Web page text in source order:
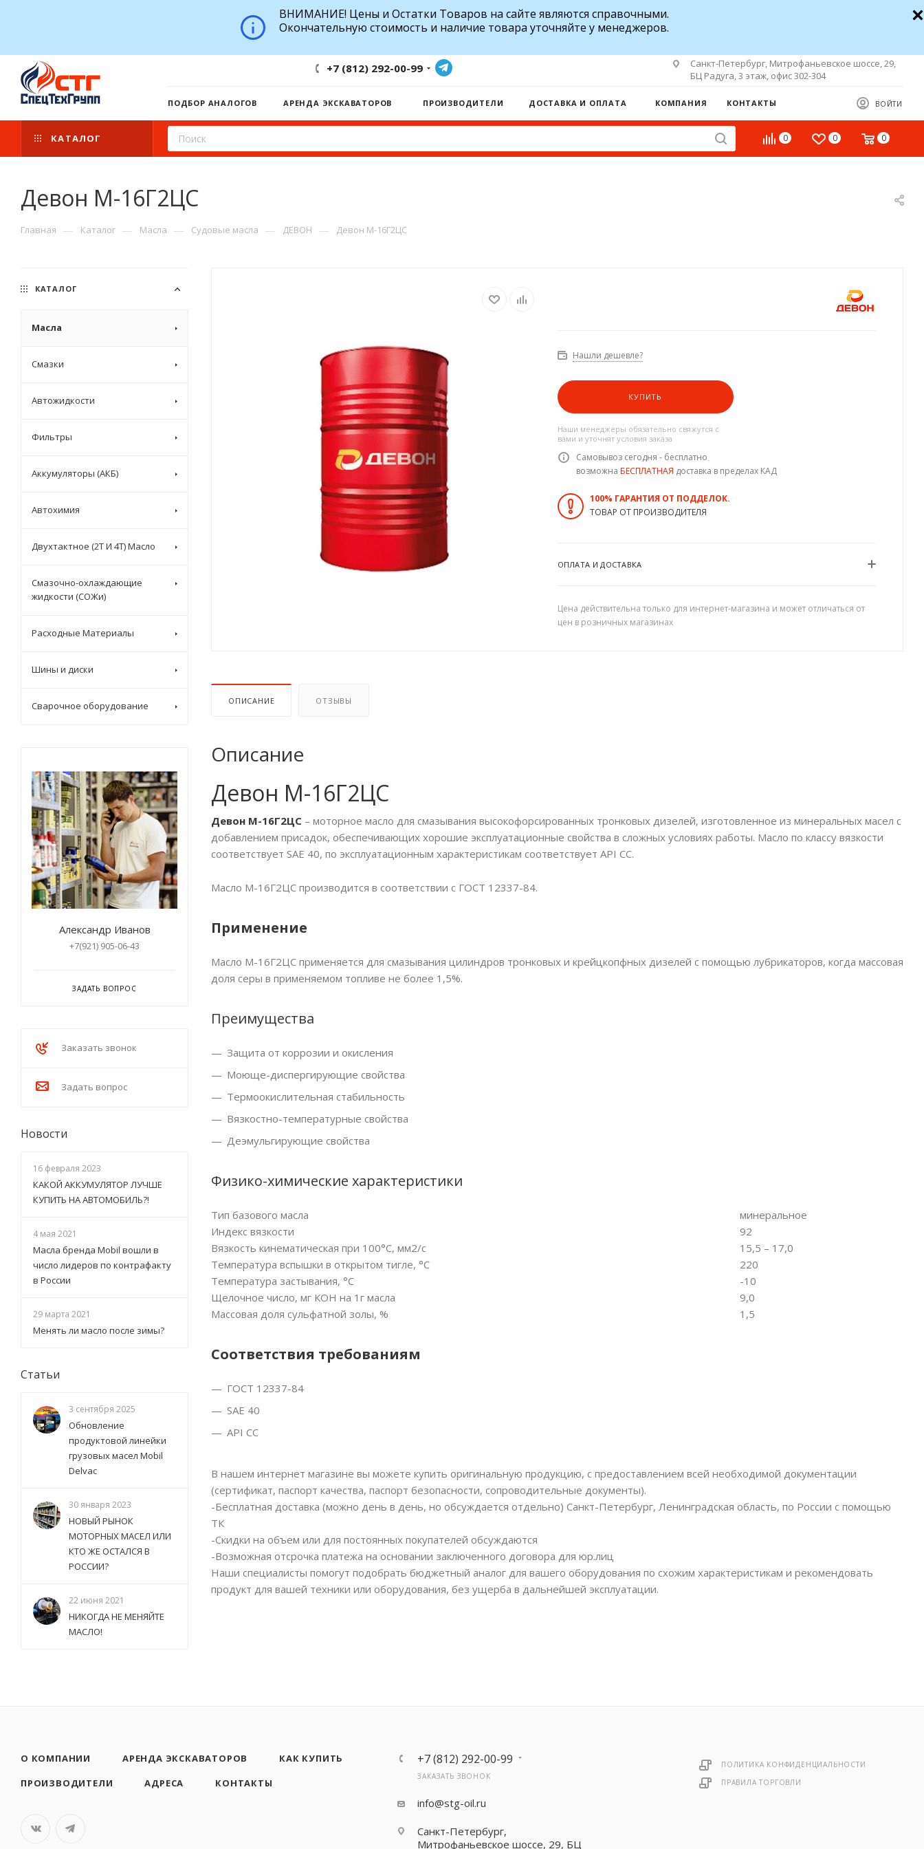
ВНИМАНИЕ! Цены и Остатки Товаров на сайте являются справочными.
Окончательную стоимость и наличие товара уточняйте у менеджеров.
+7 (812) 292-00-99
Санкт-Петербург, Митрофаньевское шоссе, 29,
БЦ Радуга, 3 этаж, офис 302-304
ВОЙТИ
ПОДБОР АНАЛОГОВ АРЕНДА ЭКСКАВАТОРОВ ПРОИЗВОДИТЕЛИ ДОСТАВКА И ОПЛАТА КОМПАНИЯ КОНТАКТЫ
0 0 0
КАТАЛОГ
Девон М-16Г2ЦС
Главная — Каталог — Масла — Судовые масла — ДЕВОН — Девон М-16Г2ЦС
Нашли дешевле?
КУПИТЬ
Наши менеджеры обязательно свяжутся с
вами и уточнят условия заказа
Самовывоз сегодня - бесплатно
возможна БЕСПЛАТНАЯ доставка в пределах КАД
100% ГАРАНТИЯ ОТ ПОДДЕЛОК.
ТОВАР ОТ ПРОИЗВОДИТЕЛЯ
ОПЛАТА И ДОСТАВКА
Цена действительна только для интернет-магазина и может отличаться от
цен в розничных магазинах
ОПИСАНИЕ ОТЗЫВЫ
Описание
Девон М-16Г2ЦС
Девон М-16Г2ЦС – моторное масло для смазывания высокофорсированных тронковых дизелей, изготовленное из минеральных масел с
добавлением присадок, обеспечивающих хорошие эксплуатационные свойства в сложных условиях работы. Масло по классу вязкости
соответствует SAE 40, по эксплуатационным характеристикам соответствует API CC.
Масло М-16Г2ЦС производится в соответствии с ГОСТ 12337-84.
Применение
Масло М-16Г2ЦС применяется для смазывания цилиндров тронковых и крейцкопфных дизелей с помощью лубрикаторов, когда массовая
доля серы в применяемом топливе не более 1,5%.
Преимущества
Защита от коррозии и окисления
Моюще-диспергирующие свойства
Термоокислительная стабильность
Вязкостно-температурные свойства
Деэмульгирующие свойства
Физико-химические характеристики
Тип базового масла
минеральное
Индекс вязкости
92
Вязкость кинематическая при 100°С, мм2/с
15,5 – 17,0
Температура вспышки в открытом тигле, °С
220
Температура застывания, °С
-10
Щелочное число, мг КОН на 1г масла
9,0
Массовая доля сульфатной золы, %
1,5
Соответствия требованиям
ГОСТ 12337-84
SAE 40
API CC
В нашем интернет магазине вы можете купить оригинальную продукцию, с предоставлением всей необходимой документации
(сертификат, паспорт качества, паспорт безопасности, сопроводительные документы).
-Бесплатная доставка (можно день в день, но обсуждается отдельно) Санкт-Петербург, Ленинградская область, по России с помощью
ТК
-Скидки на объем или для постоянных покупателей обсуждаются
-Возможная отсрочка платежа на основании заключенного договора для юр.лиц
Наши специалисты помогут подобрать бюджетный аналог для вашего оборудования по схожим характеристикам и рекомендовать
продукт для вашей техники или оборудования, без ущерба в дальнейшей эксплуатации.
КАТАЛОГ
Масла
Смазки
Автожидкости
Фильтры
Аккумуляторы (АКБ)
Автохимия
Двухтактное (2T И 4T) Масло
Смазочно-охлаждающие
жидкости (СОЖи)
Расходные Материалы
Шины и диски
Сварочное оборудование
Александр Иванов
+7(921) 905-06-43
ЗАДАТЬ ВОПРОС
Заказать звонок
Задать вопрос
Новости
16 февраля 2023
КАКОЙ АККУМУЛЯТОР ЛУЧШЕ
КУПИТЬ НА АВТОМОБИЛЬ?!
4 мая 2021
Масла бренда Mobil вошли в
число лидеров по контрафакту
в России
29 марта 2021
Менять ли масло после зимы?
Статьи
3 сентября 2025
Обновление
продуктовой линейки
грузовых масел Mobil
Delvac
30 января 2023
НОВЫЙ РЫНОК
МОТОРНЫХ МАСЕЛ ИЛИ
КТО ЖЕ ОСТАЛСЯ В
РОССИИ?
22 июня 2021
НИКОГДА НЕ МЕНЯЙТЕ
МАСЛО!
О КОМПАНИИ АРЕНДА ЭКСКАВАТОРОВ
КАК КУПИТЬ
ПРОИЗВОДИТЕЛИ
АДРЕСА КОНТАКТЫ
+7 (812) 292-00-99
ЗАКАЗАТЬ ЗВОНОК
info@stg-oil.ru
Санкт-Петербург,
Митрофаньевское шоссе, 29, БЦ
ПОЛИТИКА КОНФИДЕНЦИАЛЬНОСТИ
ПРАВИЛА ТОРГОВЛИ